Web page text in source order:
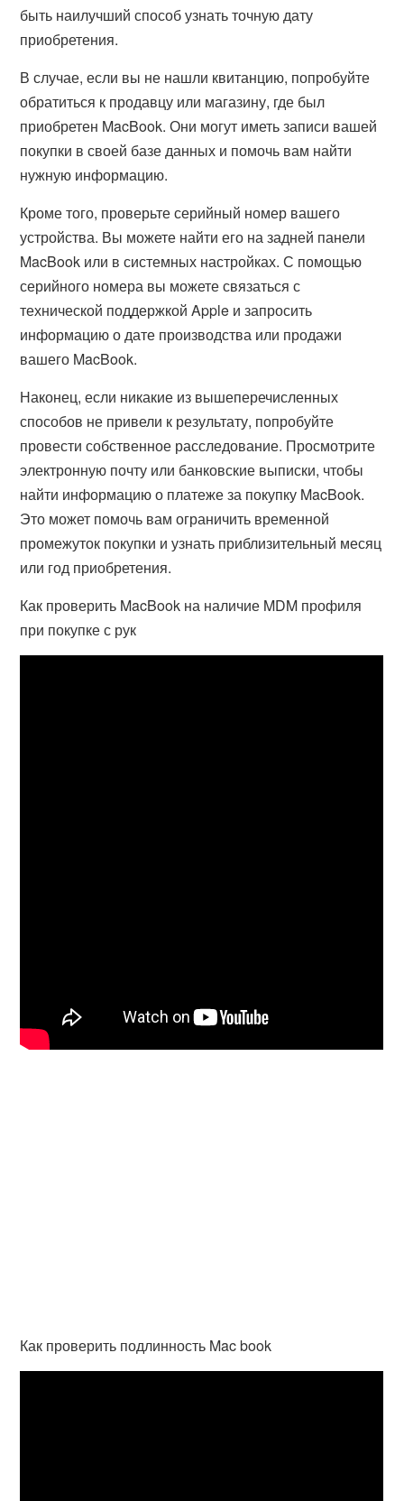
быть наилучший способ узнать точную дату
приобретения.
В случае, если вы не нашли квитанцию, попробуйте
обратиться к продавцу или магазину, где был
приобретен MacBook. Они могут иметь записи вашей
покупки в своей базе данных и помочь вам найти
нужную информацию.
Кроме того, проверьте серийный номер вашего
устройства. Вы можете найти его на задней панели
MacBook или в системных настройках. С помощью
серийного номера вы можете связаться с
технической поддержкой Apple и запросить
информацию о дате производства или продажи
вашего MacBook.
Наконец, если никакие из вышеперечисленных
способов не привели к результату, попробуйте
провести собственное расследование. Просмотрите
электронную почту или банковские выписки, чтобы
найти информацию о платеже за покупку MacBook.
Это может помочь вам ограничить временной
промежуток покупки и узнать приблизительный месяц
или год приобретения.
Как проверить MacBook на наличие MDM профиля
при покупке с рук
Как проверить подлинность Mac book